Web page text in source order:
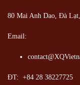
80 Mai Anh Dao, Đà
Email:
ĐT: +84 28 38227725